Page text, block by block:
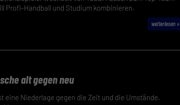
Profi-Handball und Studium kombinieren.
weiterlesen »
alt gegen neu
eine Niederlage gegen die Zeit und die Umstände.